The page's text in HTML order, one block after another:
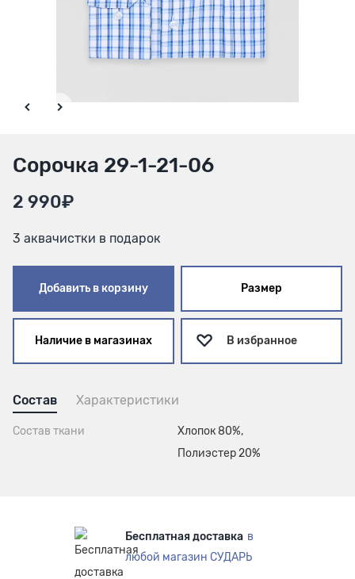
Сорочка 29-1-21-06
2 990₽
3 аквачистки в подарок
Добавить в корзину Размер
Наличие в магазинах В избранное
Состав Характеристики
Состав ткани
Хлопок 80%,
Полиэстер 20%
Бесплатная доставка в
любой магазин СУДАРЬ